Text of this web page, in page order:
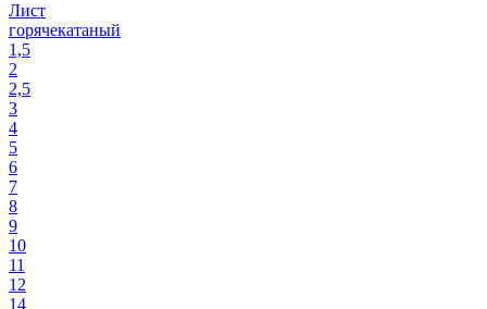
Лист
горячекатаный
1,5
2
2,5
3
4
5
6
7
8
9
10
11
12
14